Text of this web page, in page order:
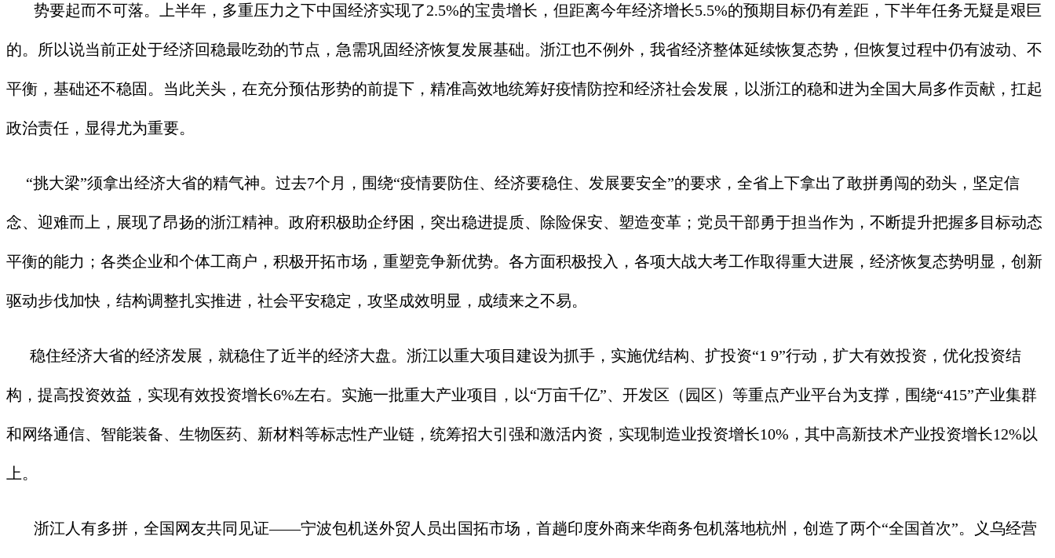
势要起而不可落。上半年，多重压力之下中国经济实现了2.5%的宝贵增长，但距离今年经济增长5.5%的预期目标仍有差距，下半年任务无疑是艰巨
的。所以说当前正处于经济回稳最吃劲的节点，急需巩固经济恢复发展基础。浙江也不例外，我省经济整体延续恢复态势，但恢复过程中仍有波动、不
平衡，基础还不稳固。当此关头，在充分预估形势的前提下，精准高效地统筹好疫情防控和经济社会发展，以浙江的稳和进为全国大局多作贡献，扛起
政治责任，显得尤为重要。
“挑大梁”须拿出经济大省的精气神。过去7个月，围绕“疫情要防住、经济要稳住、发展要安全”的要求，全省上下拿出了敢拼勇闯的劲头，坚定信
念、迎难而上，展现了昂扬的浙江精神。政府积极助企纾困，突出稳进提质、除险保安、塑造变革；党员干部勇于担当作为，不断提升把握多目标动态
平衡的能力；各类企业和个体工商户，积极开拓市场，重塑竞争新优势。各方面积极投入，各项大战大考工作取得重大进展，经济恢复态势明显，创新
驱动步伐加快，结构调整扎实推进，社会平安稳定，攻坚成效明显，成绩来之不易。
稳住经济大省的经济发展，就稳住了近半的经济大盘。浙江以重大项目建设为抓手，实施优结构、扩投资“1 9”行动，扩大有效投资，优化投资结
构，提高投资效益，实现有效投资增长6%左右。实施一批重大产业项目，以“万亩千亿”、开发区（园区）等重点产业平台为支撑，围绕“415”产业集群
和网络通信、智能装备、生物医药、新材料等标志性产业链，统筹招大引强和激活内资，实现制造业投资增长10%，其中高新技术产业投资增长12%以
上。
浙江人有多拼，全国网友共同见证——宁波包机送外贸人员出国拓市场，首趟印度外商来华商务包机落地杭州，创造了两个“全国首次”。义乌经营